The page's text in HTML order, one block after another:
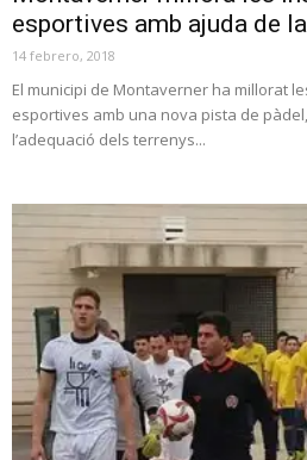
esportives amb ajuda de
14 febrero, 2018
El municipi de Montaverner ha millorat
esportives amb una nova pista de
l’adequació dels terrenys...